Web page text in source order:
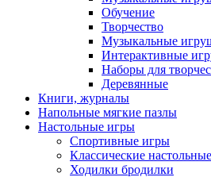
Обучение
Творчество
Музыкальные
Интерактивные
Наборы для
Деревянные
Книги, журналы
Напольные мягкие пазлы
Настольные игры
Спортивные игры
Классические
Ходилки бродилки